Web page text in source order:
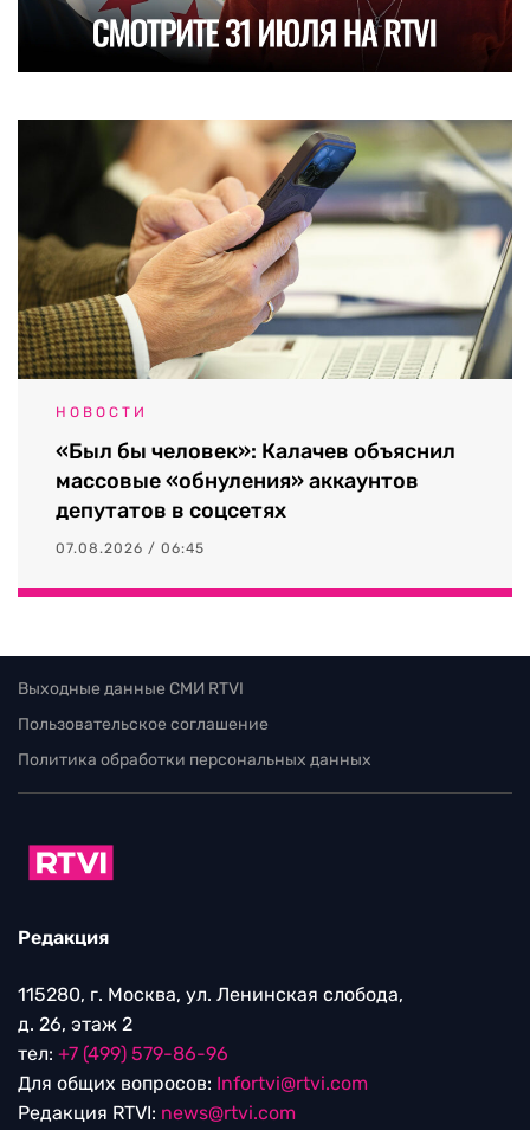
НОВОСТИ
«Был бы человек»: Калачев объяснил
массовые «обнуления» аккаунтов
депутатов в соцсетях
07.08.2026 / 06:45
Выходные данные СМИ RTVI
Пользовательское соглашение
Политика обработки персональных данных
Редакция
115280, г. Москва, ул. Ленинская слобода,
д. 26, этаж 2
тел: +7 (499) 579-86-96
Для общих вопросов: Infortvi@rtvi.com
Редакция RTVI: news@rtvi.com